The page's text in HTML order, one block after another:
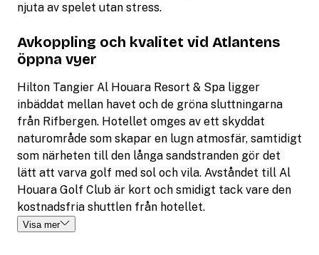
njuta av spelet utan stress.
Avkoppling och kvalitet vid Atlantens
öppna vyer
Hilton Tangier Al Houara Resort & Spa ligger
inbäddat mellan havet och de gröna sluttningarna
från Rifbergen. Hotellet omges av ett skyddat
naturområde som skapar en lugn atmosfär, samtidigt
som närheten till den långa sandstranden gör det
lätt att varva golf med sol och vila. Avståndet till Al
Houara Golf Club är kort och smidigt tack vare den
kostnadsfria shuttlen från hotellet.
Visa mer